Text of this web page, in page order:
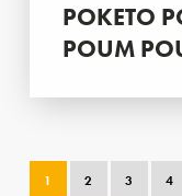
POKETO
POUM
1 2 3 4